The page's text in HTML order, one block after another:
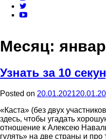
Месяц:
Узнать за 10
Posted on 20.01.2021
«Каста» (без двух
здесь, чтобы угадать
отношение к Алексею
гулять» на две страны и про